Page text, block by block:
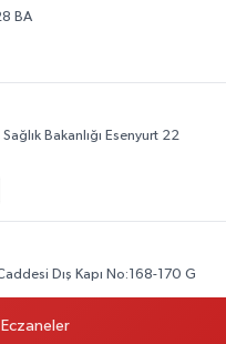
BA
Bakanlığı Esenyurt 22
Dış Kapı No:168-170 G